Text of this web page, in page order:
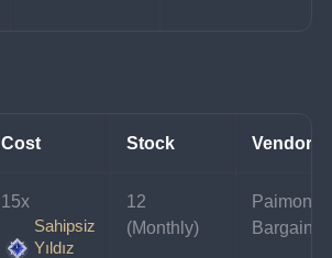
Cost Stock Vendor
15x
Sahipsiz
Yıldız
12
(Monthly)
Paimon's
Bargains